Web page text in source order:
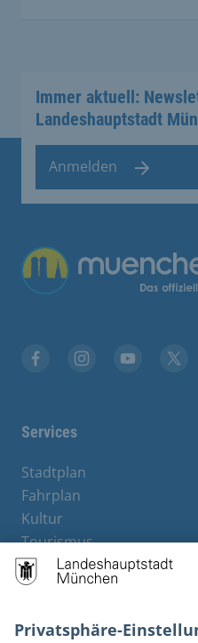
Immer aktuell:
Landeshauptstadt
Anmelden
Services
Stadtplan
Fahrplan
Kultur
Tourismus
M-Strom
Bürgerservice